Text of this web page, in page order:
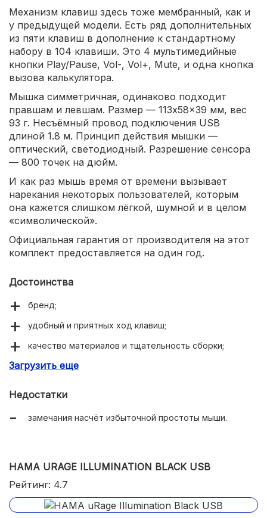
Механизм клавиш здесь тоже мембранный, как и
у предыдущей модели. Есть ряд дополнительных
из пяти клавиш в дополнение к стандартному
набору в 104 клавиши. Это 4 мультимедийные
кнопки Play/Pause, Vol-, Vol+, Mute, и одна кнопка
вызова калькулятора.
Мышка симметричная, одинаково подходит
правшам и левшам. Размер — 113x58x39 мм, вес
93 г. Несъёмный провод подключения USB
длиной 1.8 м. Принцип действия мышки —
оптический, светодиодный. Разрешение сенсора
— 800 точек на дюйм.
И как раз мышь время от времени вызывает
нарекания некоторых пользователей, которым
она кажется слишком лёгкой, шумной и в целом
«символической».
Официальная гарантия от производителя на этот
комплект предоставляется на один год.
Достоинства
бренд;
удобный и приятных ход клавиш;
качество материалов и тщательность сборки;
длинный провод мышки;
Загрузить еще
Недостатки
замечания насчёт избыточной простоты мыши.
HAMA URAGE ILLUMINATION BLACK USB
Рейтинг: 4.7